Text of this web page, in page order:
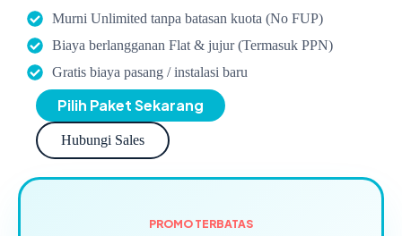
Murni Unlimited tanpa batasan kuota (No FUP)
Biaya berlangganan Flat & jujur (Termasuk PPN)
Gratis biaya pasang / instalasi baru
Pilih Paket Sekarang
Hubungi Sales
PROMO TERBATAS